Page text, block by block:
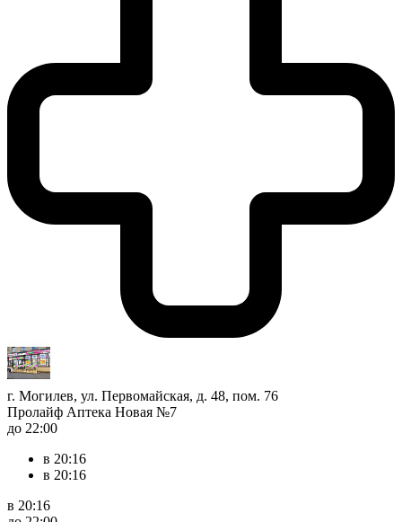
г. Могилев, ул. Первомайская, д. 48, пом. 76
Пролайф Аптека Новая №7
до 22:00
в 20:16
в 20:16
в 20:16